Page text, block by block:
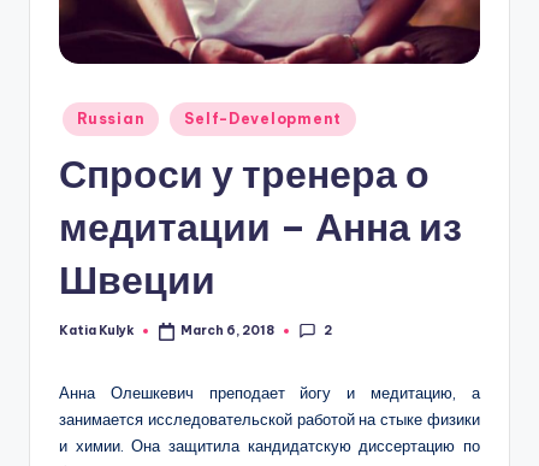
Posted
in
Russian Self-Development
Спроси у тренера о
медитации – Анна из
Швеции
Posted
Katia Kulyk March 6, 2018 2
Анна Олешкевич преподает йогу и медитацию, а
занимается исследовательской работой на стыке физики
и химии. Она защитила кандидатскую диссертацию по